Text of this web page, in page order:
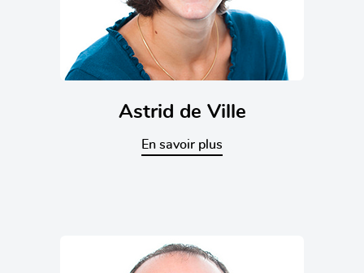
Astrid de Ville
En savoir plus